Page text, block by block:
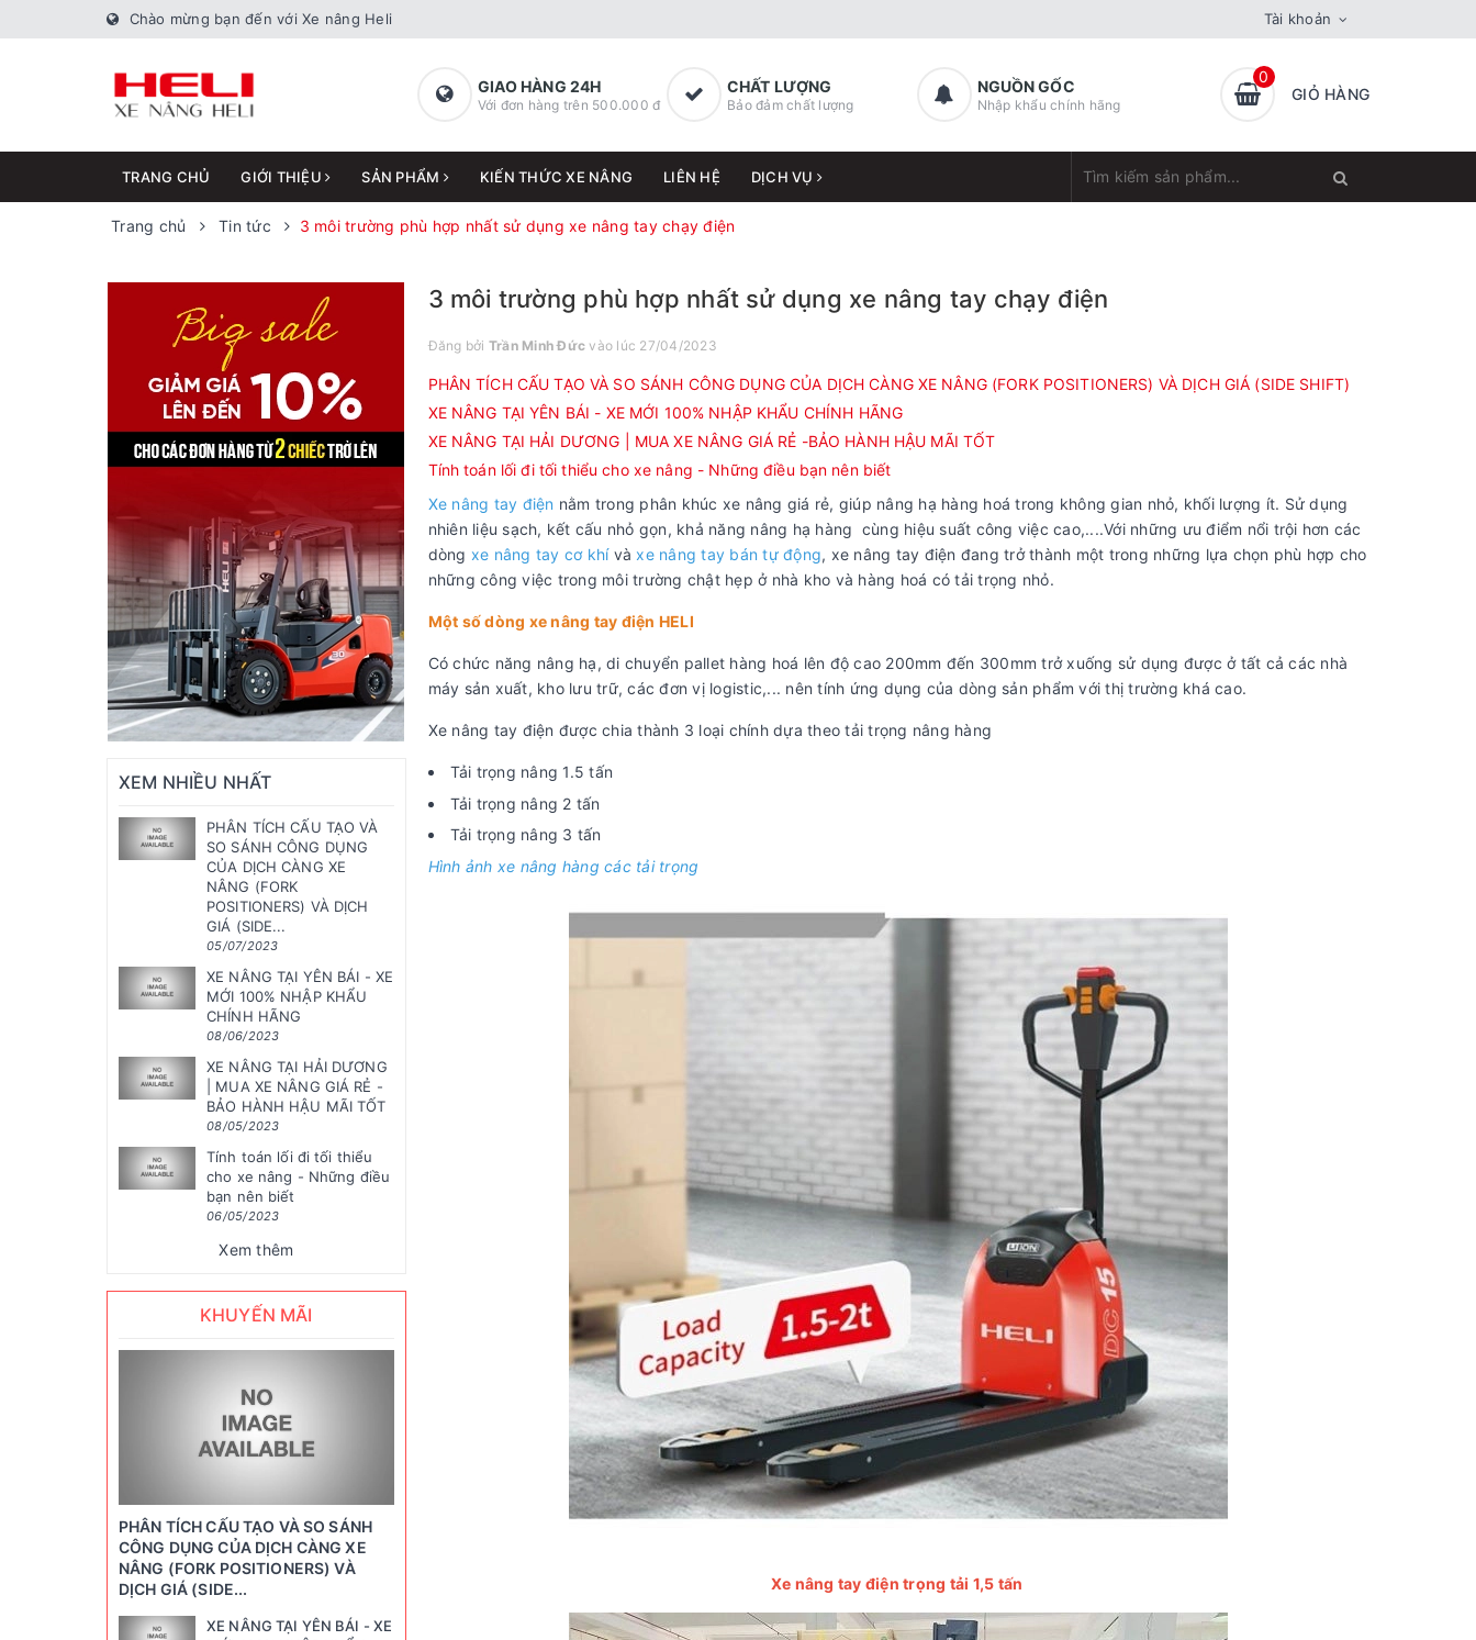
Chào mừng bạn đến với Xe nâng Heli Tài khoản
GIAO HÀNG 24H
Với đơn hàng trên 500.000 đ
CHẤT LƯỢNG
Bảo đảm chất lượng
NGUỒN GỐC
Nhập khẩu chính hãng
0
GIỎ HÀNG
TRANG CHỦ GIỚI THIỆU SẢN PHẨM KIẾN THỨC XE NÂNG LIÊN HỆ DỊCH VỤ
Trang chủ Tin tức 3 môi trường phù hợp nhất sử dụng xe nâng tay chạy điện
3 môi trường phù hợp nhất sử dụng xe nâng tay chạy điện
Đăng bởi Trần Minh Đức vào lúc 27/04/2023
PHÂN TÍCH CẤU TẠO VÀ SO SÁNH CÔNG DỤNG CỦA DỊCH CÀNG XE NÂNG (FORK POSITIONERS) VÀ DỊCH GIÁ (SIDE SHIFT)
XE NÂNG TẠI YÊN BÁI - XE MỚI 100% NHẬP KHẨU CHÍNH HÃNG
XE NÂNG TẠI HẢI DƯƠNG | MUA XE NÂNG GIÁ RẺ -BẢO HÀNH HẬU MÃI TỐT
Tính toán lối đi tối thiểu cho xe nâng - Những điều bạn nên biết
Xe nâng tay điện nằm trong phân khúc xe nâng giá rẻ, giúp nâng hạ hàng hoá trong không gian nhỏ, khối lượng ít. Sử dụng
nhiên liệu sạch, kết cấu nhỏ gọn, khả năng nâng hạ hàng cùng hiệu suất công việc cao,....Với những ưu điểm nổi trội hơn các
dòng xe nâng tay cơ khívàxe nâng tay bán tự động, xe nâng tay điện đang trở thành một trong những lựa chọn phù hợp cho
những công việc trong môi trường chật hẹp ở nhà kho và hàng hoá có tải trọng nhỏ.
Một số dòng xe nâng tay điện HELI
Có chức năng nâng hạ, di chuyển pallet hàng hoá lên độ cao 200mm đến 300mm trở xuống sử dụng được ở tất cả các nhà
máy sản xuất, kho lưu trữ, các đơn vị logistic,... nên tính ứng dụng của dòng sản phẩm với thị trường khá cao.
Xe nâng tay điện được chia thành 3 loại chính dựa theo tải trọng nâng hàng
Tải trọng nâng 1.5 tấn
Tải trọng nâng 2 tấn
Tải trọng nâng 3 tấn
Hình ảnh xe nâng hàng các tải trọng
Xe nâng tay điện trọng tải 1,5 tấn
XEM NHIỀU NHẤT
PHÂN TÍCH CẤU TẠO VÀ
SO SÁNH CÔNG DỤNG
CỦA DỊCH CÀNG XE
NÂNG (FORK
POSITIONERS) VÀ DỊCH
GIÁ (SIDE...
05/07/2023
XE NÂNG TẠI YÊN BÁI - XE
MỚI 100% NHẬP KHẨU
CHÍNH HÃNG
08/06/2023
XE NÂNG TẠI HẢI DƯƠNG
| MUA XE NÂNG GIÁ RẺ -
BẢO HÀNH HẬU MÃI TỐT
08/05/2023
Tính toán lối đi tối thiểu
cho xe nâng - Những điều
bạn nên biết
06/05/2023
Xem thêm
KHUYẾN MÃI
PHÂN TÍCH CẤU TẠO VÀ SO SÁNH
CÔNG DỤNG CỦA DỊCH CÀNG XE
NÂNG (FORK POSITIONERS) VÀ
DỊCH GIÁ (SIDE...
XE NÂNG TẠI YÊN BÁI - XE